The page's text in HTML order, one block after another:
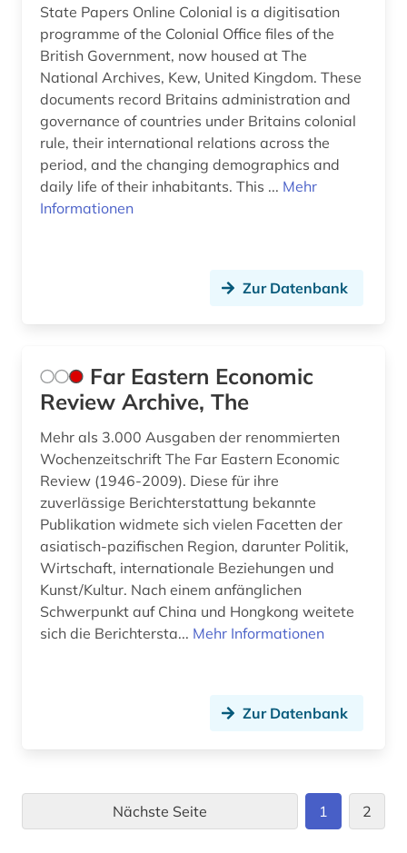
State Papers Online Colonial is a digitisation
programme of the Colonial Office files of the
British Government, now housed at The
National Archives, Kew, United Kingdom. These
documents record Britains administration and
governance of countries under Britains colonial
rule, their international relations across the
period, and the changing demographics and
daily life of their inhabitants. This ... Mehr
Informationen
Zur Datenbank
Far Eastern Economic
Review Archive, The
Mehr als 3.000 Ausgaben der renommierten
Wochenzeitschrift The Far Eastern Economic
Review (1946-2009). Diese für ihre
zuverlässige Berichterstattung bekannte
Publikation widmete sich vielen Facetten der
asiatisch-pazifischen Region, darunter Politik,
Wirtschaft, internationale Beziehungen und
Kunst/Kultur. Nach einem anfänglichen
Schwerpunkt auf China und Hongkong weitete
sich die Berichtersta... Mehr Informationen
Zur Datenbank
Nächste Seite 1 2